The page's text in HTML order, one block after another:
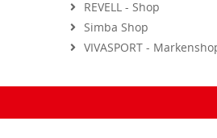
REVELL - Shop
Simba Shop
VIVASPORT -